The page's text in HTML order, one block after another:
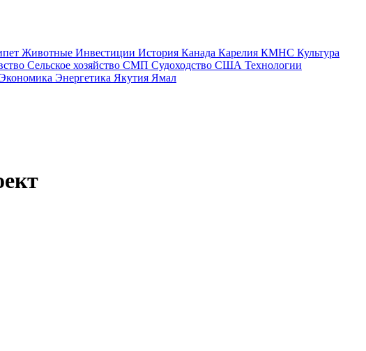
Животные Инвестиции История Канада Карелия КМНС Культура
Сельское хозяйство СМП Судоходство США Технологии
Энергетика Якутия Ямал